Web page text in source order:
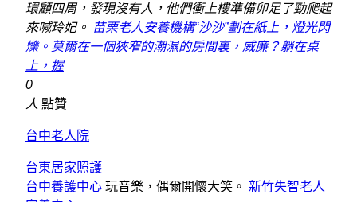
環顧四周，發現沒有人，他們衝上樓準備卯足了勁爬起
來喊玲妃。 苗栗老人安養機構“沙沙”劃在紙上，燈光閃
爍。莫爾在一個狹窄的潮濕的房間裏，威廉？躺在桌
上，握
0
人 點贊
台中老人院
台東居家照護
台中養護中心 玩音樂，偶爾開懷大笑。 新竹失智老人